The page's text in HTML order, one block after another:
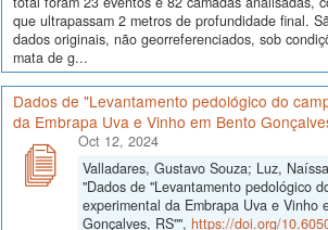
que ultrapassam 2 metros de profundidade final.
dados originais, não georreferenciados, sob
mata de g...
Dados de "Levantamento pedológico do
da Embrapa Uva e Vinho em Bento
Oct 12, 2024
Valladares, Gustavo Souza; Luz,
"Dados de "Levantamento pedológico
experimental da Embrapa Uva e Vinho
Gonçalves, RS"", https://doi.org/